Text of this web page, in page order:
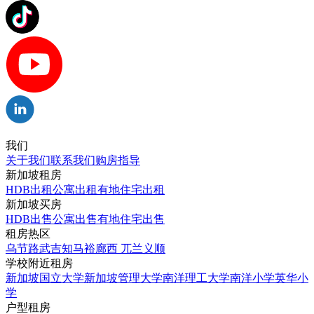
我们
关于我们联系我们购房指导
新加坡租房
HDB出租公寓出租有地住宅出租
新加坡买房
HDB出售公寓出售有地住宅出售
租房热区
乌节路武吉知马裕廊西 兀兰 义顺
学校附近租房
新加坡国立大学新加坡管理大学南洋理工大学南洋小学英华小
学
户型租房